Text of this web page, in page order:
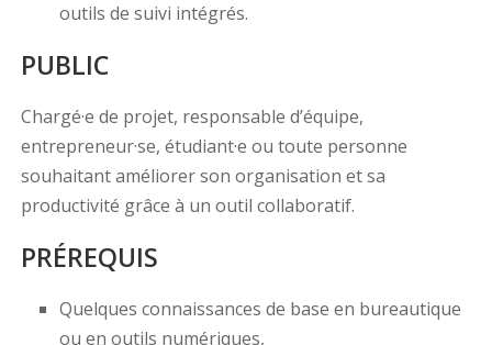
outils de suivi intégrés.
PUBLIC
Chargé·e de projet, responsable d’équipe,
entrepreneur·se, étudiant·e ou toute personne
souhaitant améliorer son organisation et sa
productivité grâce à un outil collaboratif.
PRÉREQUIS
Quelques connaissances de base en bureautique
ou en outils numériques,